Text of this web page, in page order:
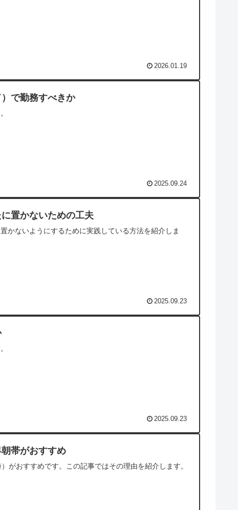
2026.01.19
で勤務すべきか
2025.09.24
置かないための工夫
かないようにするために実践している方法を紹介しま
2025.09.23
2025.09.23
帯がおすすめ
がおすすめです。この記事ではその理由を紹介します。